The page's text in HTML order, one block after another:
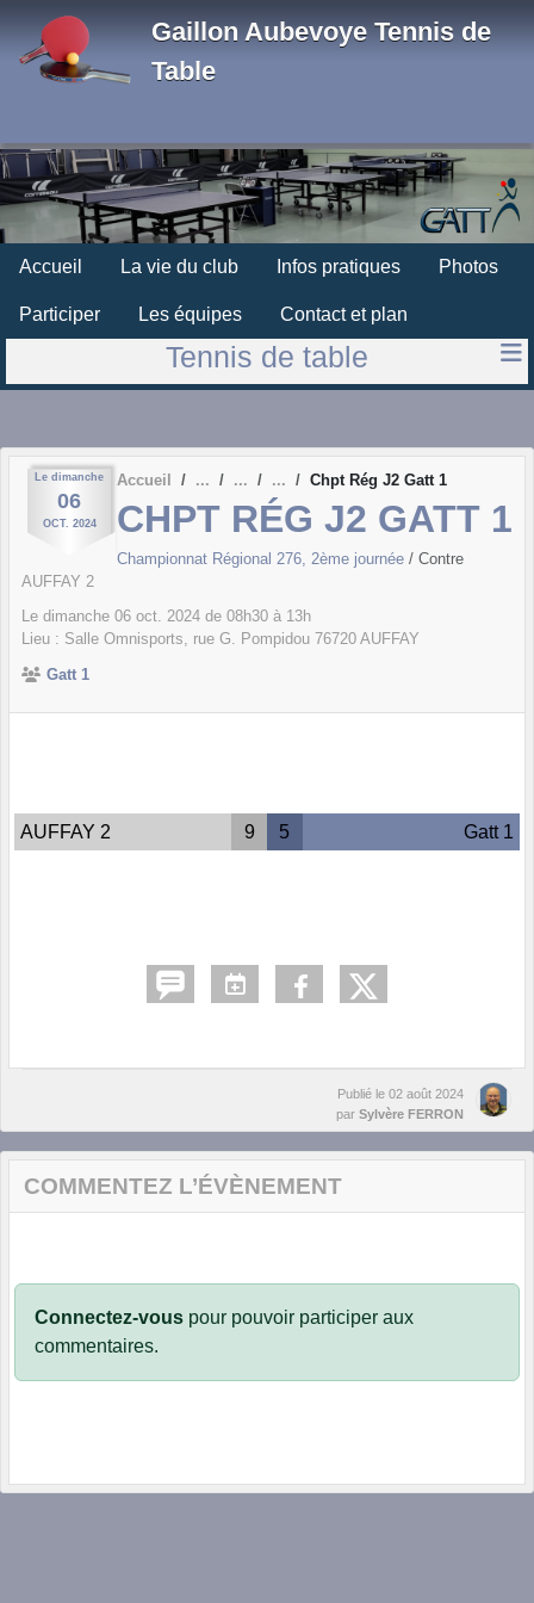
Gaillon Aubevoye Tennis de
Table
Accueil La vie du club Infos pratiques Photos
Participer Les équipes Contact et plan
Tennis de table
Le dimanche
06
OCT. 2024
Accueil Chpt Rég J2 Gatt 1
CHPT RÉG J2 GATT 1
Championnat Régional 276, 2ème journée / Contre
AUFFAY 2
Le dimanche 06 oct. 2024 de 08h30 à 13h
Lieu : Salle Omnisports, rue G. Pompidou 76720 AUFFAY
Gatt 1
AUFFAY 2 9 5 Gatt 1
Publié le 02 août 2024
par Sylvère FERRON
COMMENTEZ L’ÉVÈNEMENT
Connectez-vous pour pouvoir participer aux
commentaires.
Panneau de gestion des cookies